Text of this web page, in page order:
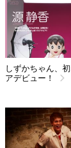
しずかちゃん、
アデビュー！